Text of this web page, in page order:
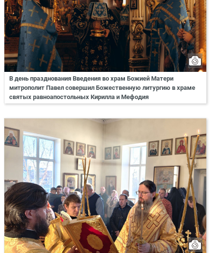
В день празднования Введения во храм Божией Матери
митрополит Павел совершил Божественную литургию в храме
святых равноапостольных Кирилла и Мефодия